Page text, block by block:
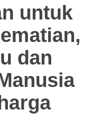
untuk
dan